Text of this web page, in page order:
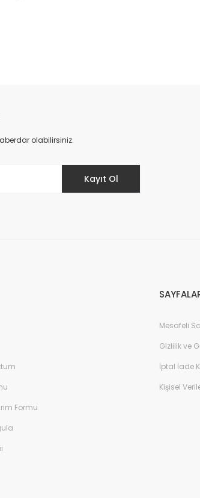
olabilirsiniz.
Kayıt Ol
Formu
Mesafeli
Gizlilik ve
İptal İade
Kişisel